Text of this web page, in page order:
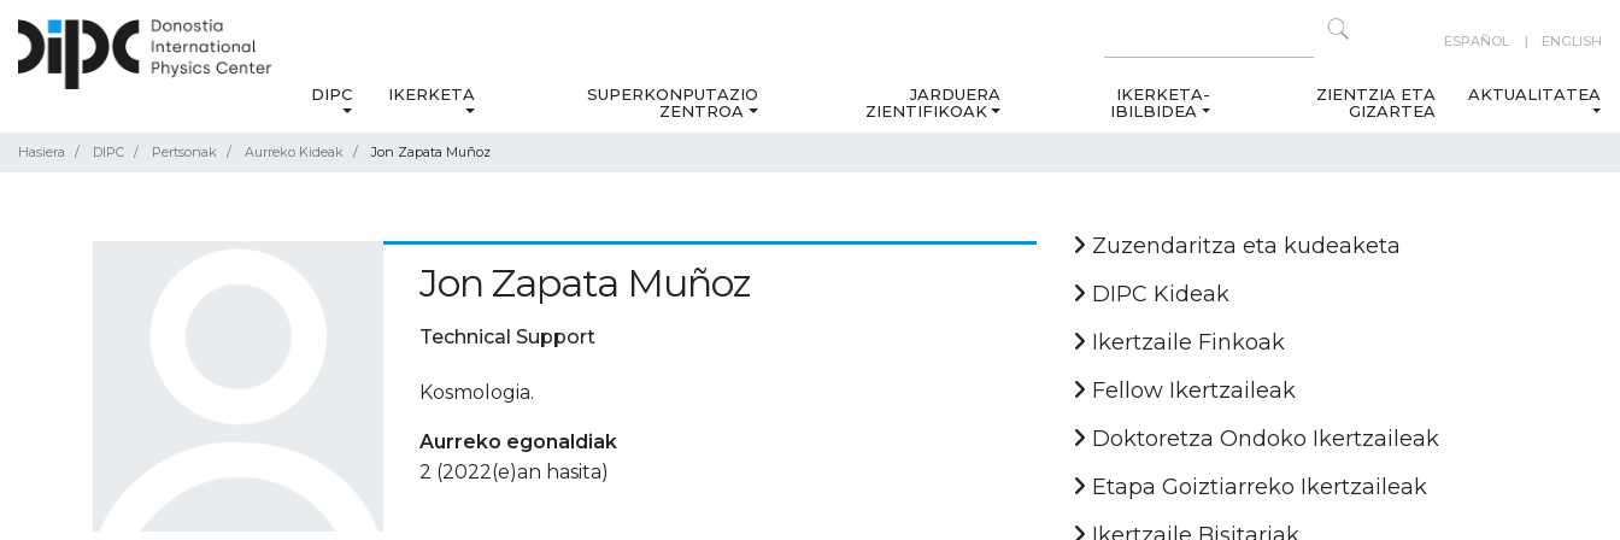
ESPAÑOL ENGLISH
DIPC IKERKETA
SUPERKONPUTAZIO
ZENTROA
JARDUERA
ZIENTIFIKOAK
IKERKETA-
IBILBIDEA
ZIENTZIA ETA
GIZARTEA
AKTUALITATEA
Hasiera DIPC Pertsonak Aurreko Kideak Jon Zapata Muñoz
Jon Zapata Muñoz
Technical Support
Kosmologia.
Aurreko egonaldiak
2 (2022(e)an hasita)
Zuzendaritza eta kudeaketa
DIPC Kideak
Ikertzaile Finkoak
Fellow Ikertzaileak
Doktoretza Ondoko Ikertzaileak
Etapa Goiztiarreko Ikertzaileak